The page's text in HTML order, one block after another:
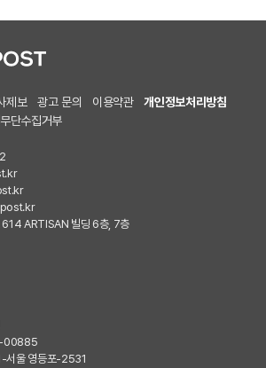
제보 광고 문의 이용약관
개인정보처리방침
단수집거부
614 ARTISAN 빌딩 6층, 7층
00885
서울 영등포-2531